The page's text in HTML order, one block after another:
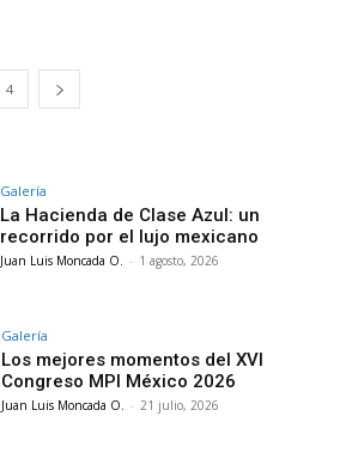
4
Galería
La Hacienda de Clase Azul: un
recorrido por el lujo mexicano
Juan Luis Moncada O. - 1 agosto, 2026
Galería
Los mejores momentos del XVI
Congreso MPI México 2026
Juan Luis Moncada O. - 21 julio, 2026